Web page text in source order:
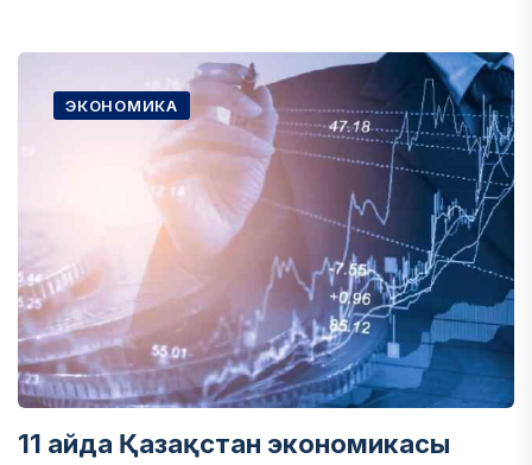
ЭКОНОМИКА
11 айда Қазақстан экономикасы